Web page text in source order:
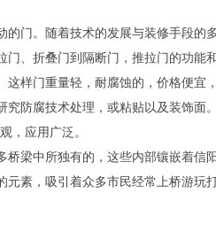
门。随着技术的发展与装修手段的
、折叠门到隔断门，推拉门的功能
样门重量轻，耐腐蚀的，价格便宜
防腐技术处理，或粘贴以及装饰面
，应用广泛。
桥梁中所独有的，这些内部镶嵌着信
素，吸引着众多市民经常上桥游玩打